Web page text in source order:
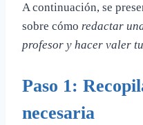
A continuación, se
sobre cómo redactar
profesor y hacer valer
Paso 1:
necesaria